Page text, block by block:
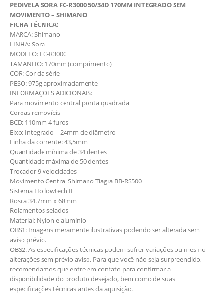
PEDIVELA SORA FC-R3000 50/34D 170MM INTEGRADO SEM
MOVIMENTO – SHIMANO
FICHA TÉCNICA:
MARCA: Shimano
LINHA: Sora
MODELO: FC-R3000
TAMANHO: 170mm (comprimento)
COR: Cor da série
PESO: 975g aproximadamente
INFORMAÇÕES ADICIONAIS:
Para movimento central ponta quadrada
Coroas removíeis
BCD: 110mm 4 furos
Eixo: Integrado – 24mm de diâmetro
Linha da corrente: 43,5mm
Quantidade mínima de 34 dentes
Quantidade máxima de 50 dentes
Trocador 9 velocidades
Movimento Central Shimano Tiagra BB-RS500
Sistema Hollowtech II
Rosca 34.7mm x 68mm
Rolamentos selados
Material: Nylon e alumínio
OBS1: Imagens meramente ilustrativas podendo ser alterada sem
aviso prévio.
OBS2: As especificações técnicas podem sofrer variações ou mesmo
alterações sem prévio aviso. Para que você não seja surpreendido,
recomendamos que entre em contato para confirmar a
disponibilidade do produto desejado, bem como de suas
especificações técnicas antes da aquisição.